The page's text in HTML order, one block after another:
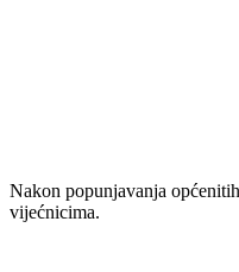
Nakon popunjavanja
vijećnicima.